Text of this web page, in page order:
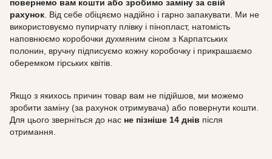
повернемо вам кошти або зробимо заміну за свій
рахунок. Від себе обіцяємо надійно і гарно запакувати. Ми не
використовуємо пупирчату плівку і пінопласт, натомість
наповнюємо коробочки духмяним сіном з Карпатських
полонин, вручну підписуємо кожну коробочку і прикрашаємо
оберемком гірських квітів.
Якщо з якихось причин товар вам не підійшов, ми можемо
зробити заміну (за рахунок отримувача) або повернути кошти.
Для цього зверніться до нас не пізніше 14 днів після
отримання.